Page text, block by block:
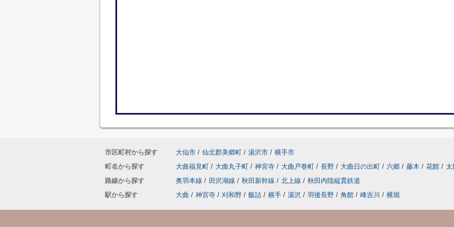
市区町村から探す 大仙市 / 仙北郡美郷町 / 湯沢市 / 横手市
町名から探す
大曲福見町 / 大曲丸子町 / 神宮寺 / 大曲戸巻町 / 長野 / 大曲日の出町 / 六郷 / 藤木 / 花館 / 太
路線から探す
奥羽本線 / 田沢湖線 / 秋田新幹線 / 北上線 / 秋田内陸縦貫鉄道
駅から探す
大曲 / 神宮寺 / 刈和野 / 飯詰 / 横手 / 湯沢 / 羽後長野 / 角館 / 峰吉川 / 横堀